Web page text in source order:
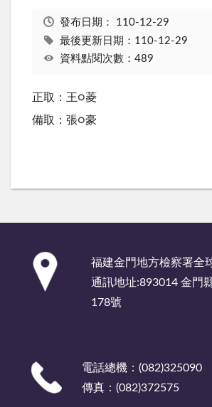
發布日期： 110-12-29
最後更新日期：110-12-29
資料點閱次數：489
正取：王○菱
備取：張○豪
福建金門地方檢察署
通訊地址:893014 金門
178號
電話總機：(082)325090
傳真：(082)372575